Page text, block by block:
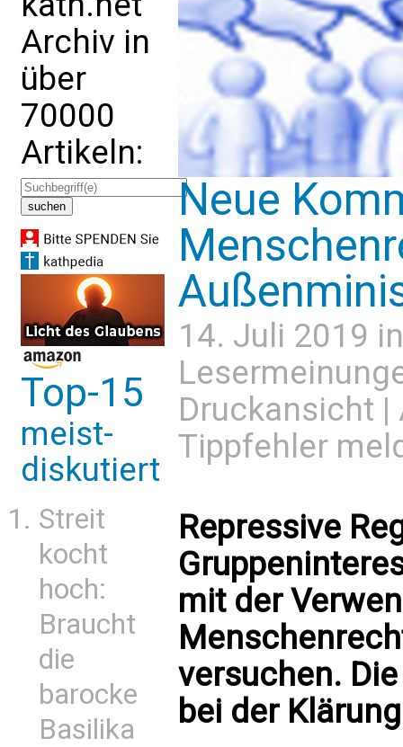
Archiv in
über
70000
Artikeln:
Top-15
meist-
diskutiert
Streit
kocht
hoch:
Braucht
die
barocke
Basilika
Neue
14. Juli 2019
Druckansicht |
Tippfehler
Repressive
mit der
versuchen.
bei der